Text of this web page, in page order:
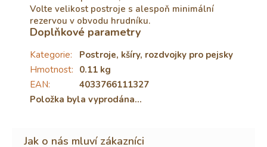
Volte velikost postroje s alespoň minimální
rezervou v obvodu hrudníku.
Doplňkové parametry
Kategorie:
Postroje, kšíry, rozdvojky pro pejsky
Hmotnost: 0.11 kg
EAN:
4033766111327
Položka byla vyprodána…